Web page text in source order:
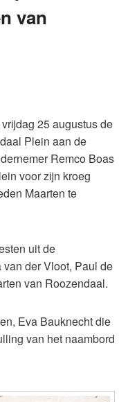
van
25 augustus de
Plein aan de
Remco Boas
voor zijn kroeg
Maarten te
uit de
der Vloot, Paul de
van Roozendaal.
Eva Bauknecht die
van het naambord